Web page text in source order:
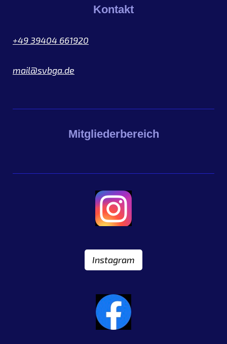
Kontakt
+49 39404 661920
mail@svbga.de
Mitgliederbereich
Instagram